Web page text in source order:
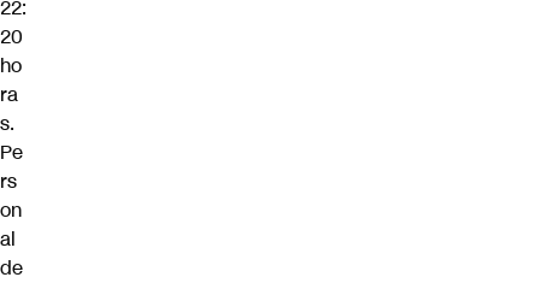
22:
20
ho
ra
s.
Pe
rs
on
al
de